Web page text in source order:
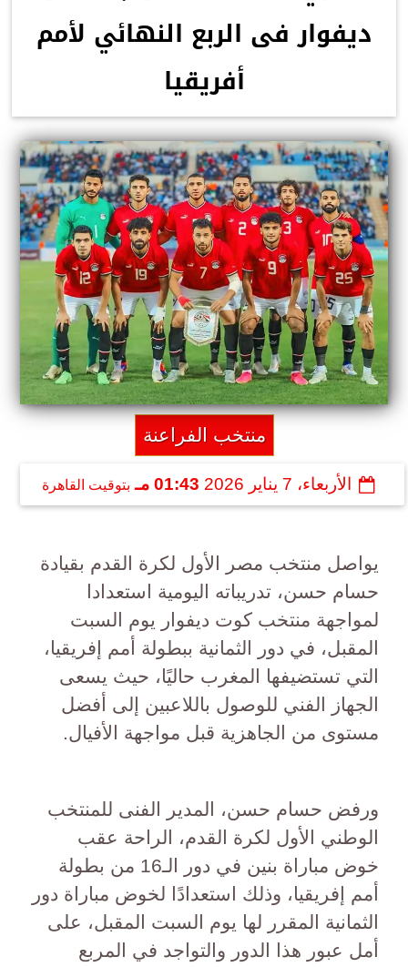
ديفوار فى الربع النهائي لأمم
أفريقيا
منتخب الفراعنة
الأربعاء، 7 يناير 2026 01:43 مـ بتوقيت القاهرة
يواصل منتخب مصر الأول لكرة القدم بقيادة
حسام حسن، تدريباته اليومية استعدادا
لمواجهة منتخب كوت ديفوار يوم السبت
المقبل، في دور الثمانية ببطولة أمم إفريقيا،
التي تستضيفها المغرب حاليًا، حيث يسعى
الجهاز الفني للوصول باللاعبين إلى أفضل
مستوى من الجاهزية قبل مواجهة الأفيال.
ورفض حسام حسن، المدير الفنى للمنتخب
الوطني الأول لكرة القدم، الراحة عقب
خوض مباراة بنين في دور الـ16 من بطولة
أمم إفريقيا، وذلك استعدادًا لخوض مباراة دور
الثمانية المقرر لها يوم السبت المقبل، على
أمل عبور هذا الدور والتواجد في المربع